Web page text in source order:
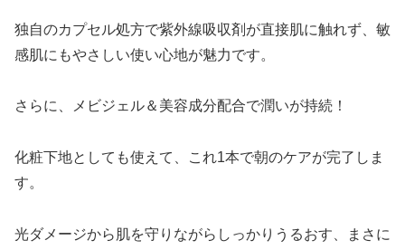
独自のカプセル処方で紫外線吸収剤が直接肌に触れず、敏
感肌にもやさしい使い心地が魅力です。
さらに、メビジェル＆美容成分配合で潤いが持続！
化粧下地としても使えて、これ1本で朝のケアが完了しま
す。
光ダメージから肌を守りながらしっかりうるおす、まさに